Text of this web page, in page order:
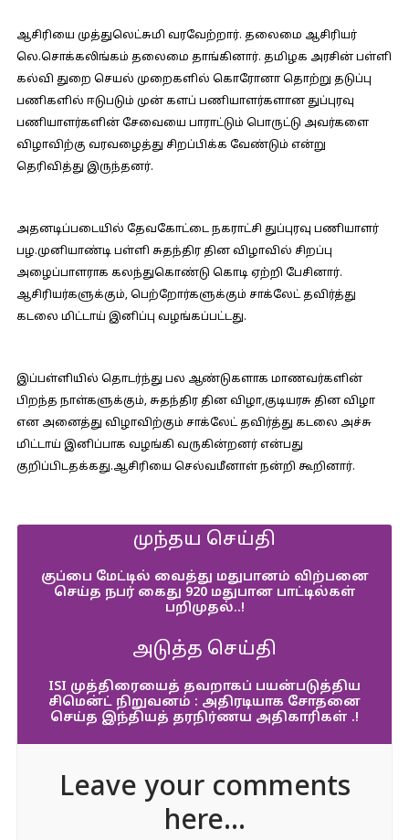
ஆசிரியை முத்துலெட்சுமி வரவேற்றார். தலைமை ஆசிரியர்
லெ.சொக்கலிங்கம் தலைமை தாங்கினார். தமிழக அரசின் பள்ளி
கல்வி துறை செயல் முறைகளில் கொரோனா தொற்று தடுப்பு
பணிகளில் ஈடுபடும் முன் களப் பணியாளர்களான துப்புரவு
பணியாளர்களின் சேவையை பாராட்டும் பொருட்டு அவர்களை
விழாவிற்கு வரவழைத்து சிறப்பிக்க வேண்டும் என்று
தெரிவித்து இருந்தனர்.
அதனடிப்படையில் தேவகோட்டை நகராட்சி துப்புரவு பணியாளர்
பழ.முனியாண்டி பள்ளி சுதந்திர தின விழாவில் சிறப்பு
அழைப்பாளராக கலந்துகொண்டு கொடி ஏற்றி பேசினார்.
ஆசிரியர்களுக்கும், பெற்றோர்களுக்கும் சாக்லேட் தவிர்த்து
கடலை மிட்டாய் இனிப்பு வழங்கப்பட்டது.
இப்பள்ளியில் தொடர்ந்து பல ஆண்டுகளாக மாணவர்களின்
பிறந்த நாள்களுக்கும், சுதந்திர தின விழா,குடியரசு தின விழா
என அனைத்து விழாவிற்கும் சாக்லேட் தவிர்த்து கடலை அச்சு
மிட்டாய் இனிப்பாக வழங்கி வருகின்றனர் என்பது
குறிப்பிடதக்கது.ஆசிரியை செல்வமீனாள் நன்றி கூறினார்.
முந்தய செய்தி
குப்பை மேட்டில் வைத்து மதுபானம் விற்பனை
செய்த நபர் கைது 920 மதுபான பாட்டில்கள்
பறிமுதல்..!
அடுத்த செய்தி
ISI முத்திரையைத் தவறாகப் பயன்படுத்திய
சிமென்ட் நிறுவனம் : அதிரடியாக சோதனை
செய்த இந்தியத் தரநிர்ணய அதிகாரிகள் .!
Leave your comments
here...